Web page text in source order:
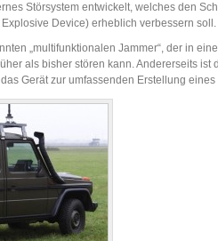
Störsystem entwickelt, welches den
Device) erheblich verbessern soll.
„multifunktionalen Jammer“, der in
als bisher stören kann. Andererseits ist
Gerät zur umfassenden Erstellung